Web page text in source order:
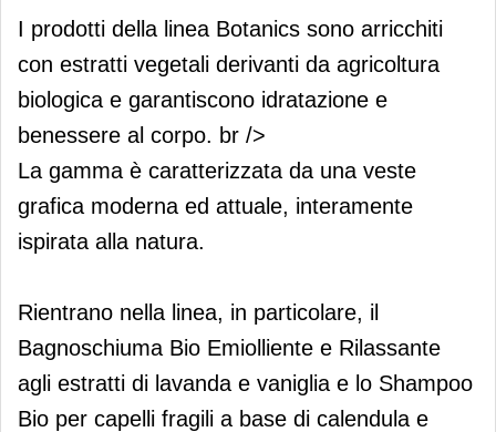
L’Angelica lancia la linea Botanics
I prodotti della linea Botanics sono arricchiti
con estratti vegetali derivanti da agricoltura
biologica e garantiscono idratazione e
benessere al corpo. br />
La gamma è caratterizzata da una veste
grafica moderna ed attuale, interamente
ispirata alla natura.
Rientrano nella linea, in particolare, il
Bagnoschiuma Bio Emiolliente e Rilassante
agli estratti di lavanda e vaniglia e lo Shampoo
Bio per capelli fragili a base di calendula e